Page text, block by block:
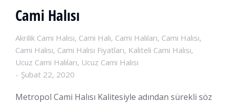
Cami Halısı
Akrilik Cami Halısı, Cami Halı, Cami Halıları, Cami Halısı,
Cami Halısı, Cami Halısı Fiyatları, Kaliteli Cami Halısı,
Ucuz Cami Halıları, Ucuz Cami Halısı
Şubat 22, 2020
Metropol Cami Halısı Kalitesiyle adından sürekli söz